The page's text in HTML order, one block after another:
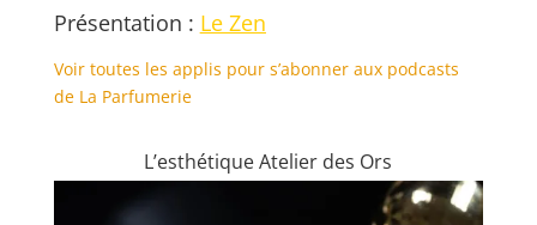
Présentation : Le Zen
Voir toutes les applis pour s’abonner aux podcasts
de La Parfumerie
L’esthétique Atelier des Ors